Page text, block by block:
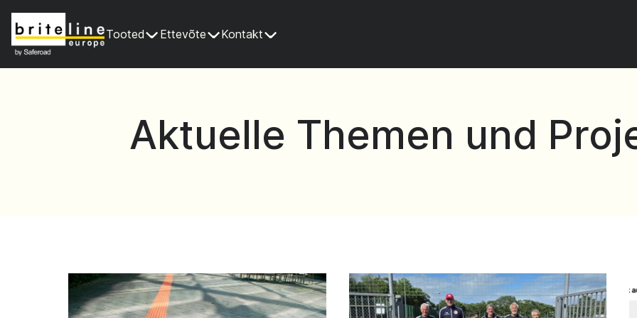
Tooted Ettevõte Kontakt
Aktuelle Themen und